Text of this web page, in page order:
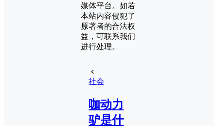
媒体平台。如若
本站内容侵犯了
原著者的合法权
益，可联系我们
进行处理。
社会
咖动力
驴是什